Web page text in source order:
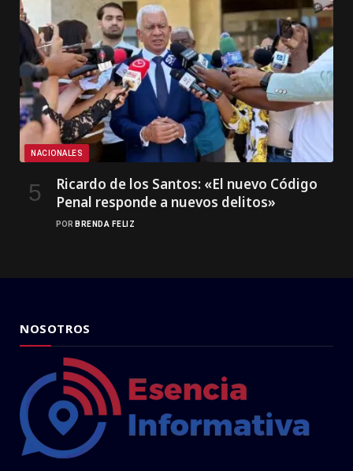
NACIONALES
Ricardo de los Santos: «El nuevo Código
Penal responde a nuevos delitos»
POR BRENDA FELIZ
NOSOTROS